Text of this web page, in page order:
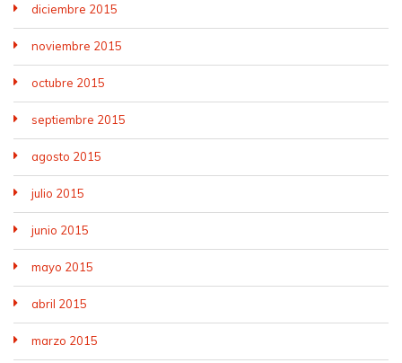
diciembre 2015
noviembre 2015
octubre 2015
septiembre 2015
agosto 2015
julio 2015
junio 2015
mayo 2015
abril 2015
marzo 2015